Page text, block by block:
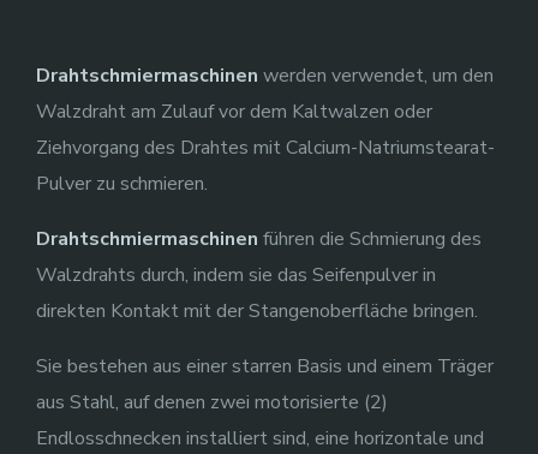
Drahtschmiermaschinen werden verwendet, um den
Walzdraht am Zulauf vor dem Kaltwalzen oder
Ziehvorgang des Drahtes mit Calcium-Natriumstearat-
Pulver zu schmieren.
Drahtschmiermaschinen führen die Schmierung des
Walzdrahts durch, indem sie das Seifenpulver in
direkten Kontakt mit der Stangenoberfläche bringen.
Sie bestehen aus einer starren Basis und einem Träger
aus Stahl, auf denen zwei motorisierte (2)
Endlosschnecken installiert sind, eine horizontale und